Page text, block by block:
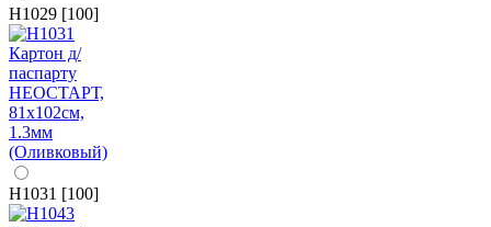
H1029 [100]
H1031 [100]